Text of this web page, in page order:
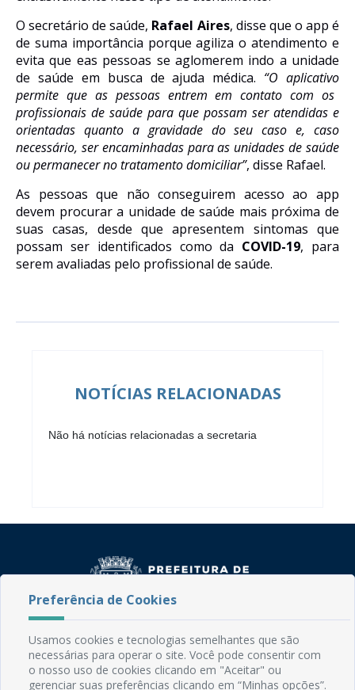
Osecretário de saúde, Rafael Aires, disse que o app é
de suma importância porqueagiliza o atendimentoe
evita que eas pessoas se aglomerem indo a unidade
de saúde em busca de ajuda médica. “O aplicativo
permite que as pessoas entrememcontato com os
profissionais de saúde para que possam ser atendidas e
orientadas quanto a gravidade do seu caso e, caso
necessário, ser encaminhadas para as unidades de saúde
ou permanecernotratamento domiciliar”, disse Rafael.
As pessoas que não conseguirem acesso ao app
devem procurar a unidade de saúde mais próxima de
suas casas, desde que apresentem sintomas que
possam ser identificados como da COVID-19, para
serem avaliadas pelo profissional de saúde.
NOTÍCIAS RELACIONADAS
Não há notícias relacionadas a secretaria
Rua do Imperador, 78, Centro
CEP: 58.280-000 - Mamanguape/PB
Fone: (83) 3292-2246
Preferência de Cookies
Usamos cookies e tecnologias semelhantes que são
necessárias para operar o site. Você pode consentir com
o nosso uso de cookies clicando em "Aceitar" ou
gerenciar suas preferências clicando em “Minhas opções”.